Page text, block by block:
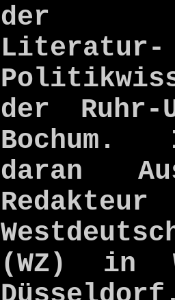
der
der
Bochum.
daran
(WZ) in